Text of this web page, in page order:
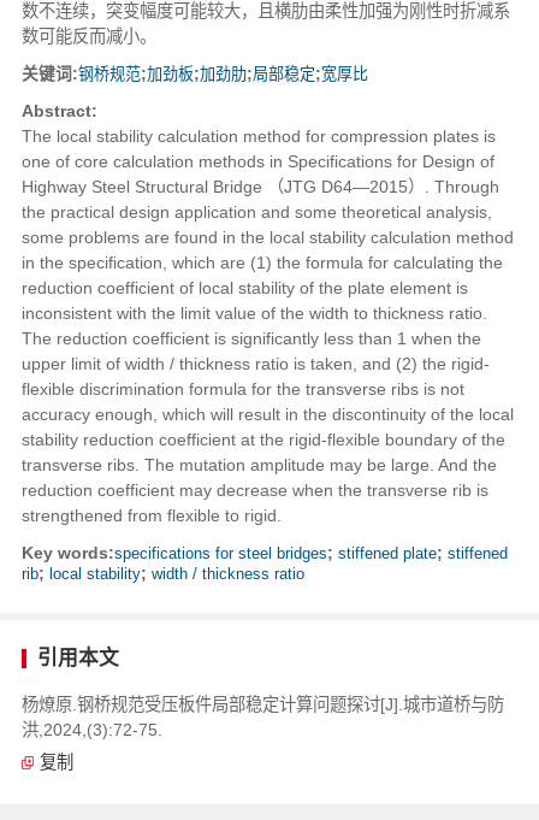
数不连续，突变幅度可能较大，且横肋由柔性加强为刚性时折减系
数可能反而减小。
关键词:钢桥规范;加劲板;加劲肋;局部稳定;宽厚比
Abstract:
The local stability calculation method for compression plates is
one of core calculation methods in Specifications for Design of
Highway Steel Structural Bridge （JTG D64—2015）. Through
the practical design application and some theoretical analysis,
some problems are found in the local stability calculation method
in the specification, which are (1) the formula for calculating the
reduction coefficient of local stability of the plate element is
inconsistent with the limit value of the width to thickness ratio.
The reduction coefficient is significantly less than 1 when the
upper limit of width / thickness ratio is taken, and (2) the rigid-
flexible discrimination formula for the transverse ribs is not
accuracy enough, which will result in the discontinuity of the local
stability reduction coefficient at the rigid-flexible boundary of the
transverse ribs. The mutation amplitude may be large. And the
reduction coefficient may decrease when the transverse rib is
strengthened from flexible to rigid.
Key words:specifications for steel bridges; stiffened plate; stiffened
rib; local stability; width / thickness ratio
引用本文
杨燎原.钢桥规范受压板件局部稳定计算问题探讨[J].城市道桥与防
洪,2024,(3):72-75.
复制